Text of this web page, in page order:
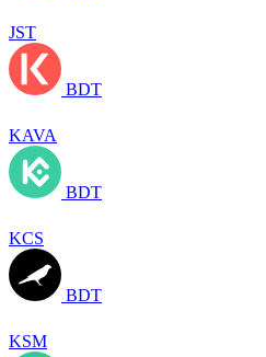
JST
BDT
KAVA
BDT
KCS
BDT
KSM